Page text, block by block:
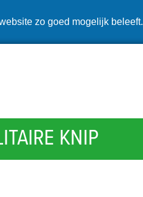
zo goed mogelijk beleeft.
KNIP